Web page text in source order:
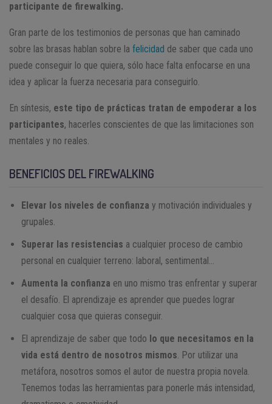
participante de firewalking.
Gran parte de los testimonios de personas que han caminado
sobre las brasas hablan sobre la felicidad de saber que cada uno
puede conseguir lo que quiera, sólo hace falta enfocarse en una
idea y aplicar la fuerza necesaria para conseguirlo.
En síntesis, este tipo de prácticas tratan de empoderar a los
participantes, hacerles conscientes de que las limitaciones son
mentales y no reales.
BENEFICIOS DEL FIREWALKING
Elevar los niveles de confianza y motivación individuales y
grupales.
Superar las resistencias a cualquier proceso de cambio
personal en cualquier terreno: laboral, sentimental…
Aumenta la confianza en uno mismo tras enfrentar y superar
el desafío. El aprendizaje es aprender que puedes lograr
cualquier cosa que quieras conseguir.
El aprendizaje de saber que todo lo que necesitamos en la
vida está dentro de nosotros mismos . Por utilizar una
metáfora, nosotros somos el autor de nuestra propia novela.
Tenemos todas las herramientas para ponerle más intensidad,